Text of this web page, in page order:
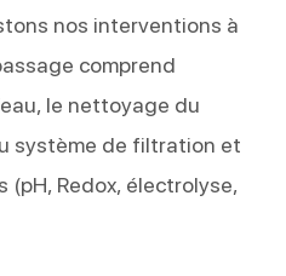
nos interventions à
comprend
le nettoyage du
système de filtration et
Redox, électrolyse,